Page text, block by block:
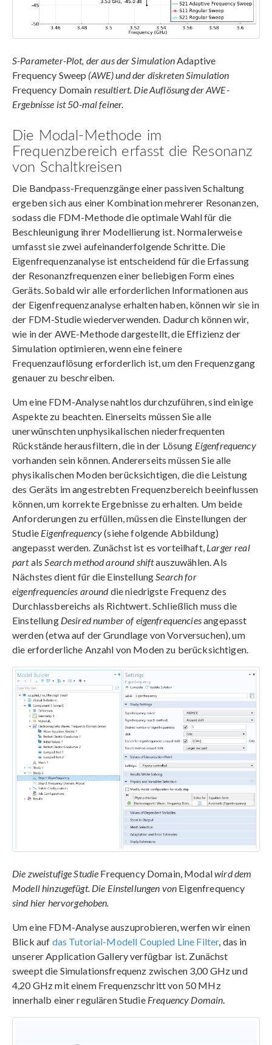
S-Parameter-Plot, der aus der Simulation Adaptive
Frequency Sweep (AWE) und der diskreten Simulation
Frequency Domain resultiert. Die Auflösung der AWE-
Ergebnisse ist 50-mal feiner.
Die Modal-Methode im
Frequenzbereich erfasst die Resonanz
von Schaltkreisen
Die Bandpass-Frequenzgänge einer passiven Schaltung
ergeben sich aus einer Kombination mehrerer Resonanzen,
sodass die FDM-Methode die optimale Wahl für die
Beschleunigung ihrer Modellierung ist. Normalerweise
umfasst sie zwei aufeinanderfolgende Schritte. Die
Eigenfrequenzanalyse ist entscheidend für die Erfassung
der Resonanzfrequenzen einer beliebigen Form eines
Geräts. Sobald wir alle erforderlichen Informationen aus
der Eigenfrequenzanalyse erhalten haben, können wir sie in
der FDM-Studie wiederverwenden. Dadurch können wir,
wie in der AWE-Methode dargestellt, die Effizienz der
Simulation optimieren, wenn eine feinere
Frequenzauflösung erforderlich ist, um den Frequenzgang
genauer zu beschreiben.
Um eine FDM-Analyse nahtlos durchzuführen, sind einige
Aspekte zu beachten. Einerseits müssen Sie alle
unerwünschten unphysikalischen niederfrequenten
Rückstände herausfiltern, die in der Lösung Eigenfrequency
vorhanden sein können. Andererseits müssen Sie alle
physikalischen Moden berücksichtigen, die die Leistung
des Geräts im angestrebten Frequenzbereich beeinflussen
können, um korrekte Ergebnisse zu erhalten. Um beide
Anforderungen zu erfüllen, müssen die Einstellungen der
Studie Eigenfrequency(siehe folgende Abbildung)
angepasst werden. Zunächst ist es vorteilhaft, Larger real
partals Search method around shiftauszuwählen. Als
Nächstes dient für die Einstellung Search for
eigenfrequencies arounddie niedrigste Frequenz des
Durchlassbereichs als Richtwert. Schließlich muss die
Einstellung Desired number of eigenfrequenciesangepasst
werden (etwa auf der Grundlage von Vorversuchen), um
die erforderliche Anzahl von Moden zu berücksichtigen.
Die zweistufige Studie Frequency Domain, Modalwird dem
Modell hinzugefügt. Die Einstellungen von Eigenfrequency
sind hier hervorgehoben.
Um eine FDM-Analyse auszuprobieren, werfen wir einen
Blick auf das Tutorial-Modell Coupled Line Filter, das in
unserer Application Gallery verfügbar ist. Zunächst
sweept die Simulationsfrequenz zwischen 3,00 GHz und
4,20 GHz mit einem Frequenzschritt von 50 MHz
innerhalb einer regulären Studie Frequency Domain